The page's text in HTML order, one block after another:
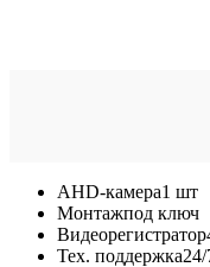
AHD-камера1 шт
Монтажпод ключ
Видеорегистратор
Тех. поддержка24/